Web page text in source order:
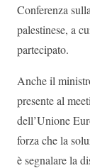
Conferenza
palestinese, a
partecipato.
Anche il
presente al
dell’Unione
forza che la
è segnalare la